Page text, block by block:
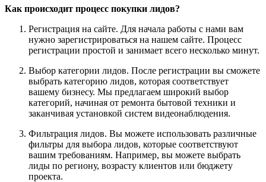
Как происходит процесс покупки лидов?
Регистрация на сайте. Для начала работы с нами вам
нужно зарегистрироваться на нашем сайте. Процесс
регистрации простой и занимает всего несколько минут.
Выбор категории лидов. После регистрации вы сможете
выбрать категорию лидов, которая соответствует
вашему бизнесу. Мы предлагаем широкий выбор
категорий, начиная от ремонта бытовой техники и
заканчивая установкой систем видеонаблюдения.
Фильтрация лидов. Вы можете использовать различные
фильтры для выбора лидов, которые соответствуют
вашим требованиям. Например, вы можете выбрать
лиды по региону, возрасту клиентов или бюджету
проекта.